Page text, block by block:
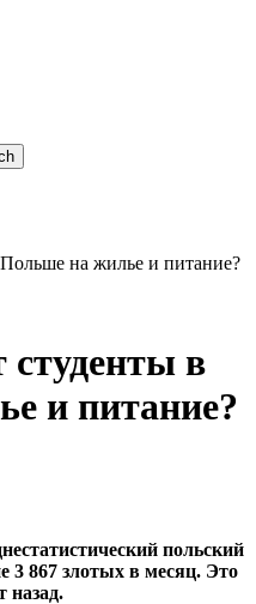
Польше на жилье и питание?
студенты в
и питание?
польский
3 867 злотых в месяц. Это
назад.